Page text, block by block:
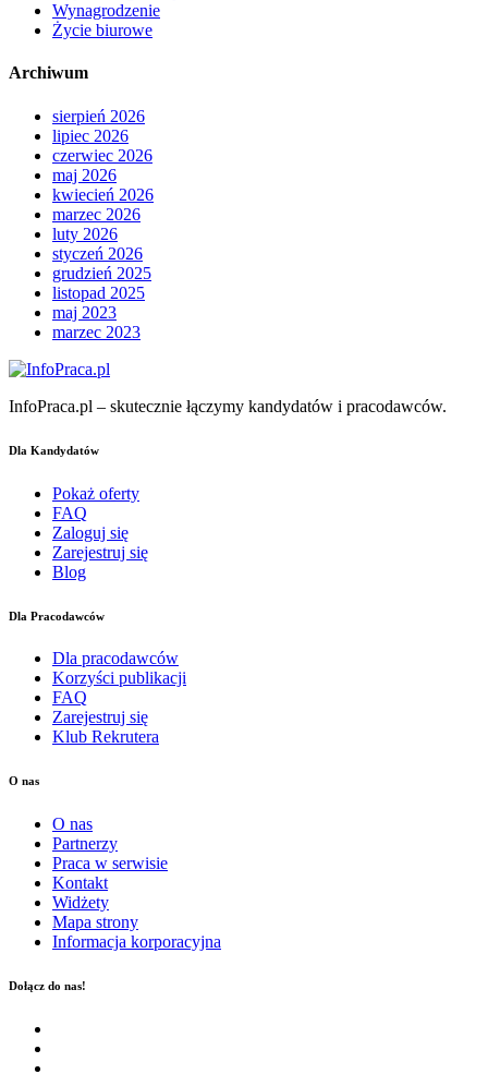
Wynagrodzenie
Życie biurowe
Archiwum
sierpień 2026
lipiec 2026
czerwiec 2026
maj 2026
kwiecień 2026
marzec 2026
luty 2026
styczeń 2026
grudzień 2025
listopad 2025
maj 2023
marzec 2023
InfoPraca.pl – skutecznie łączymy kandydatów i pracodawców.
Dla Kandydatów
Pokaż oferty
FAQ
Zaloguj się
Zarejestruj się
Blog
Dla Pracodawców
Dla pracodawców
Korzyści publikacji
FAQ
Zarejestruj się
Klub Rekrutera
O nas
O nas
Partnerzy
Praca w serwisie
Kontakt
Widżety
Mapa strony
Informacja korporacyjna
Dołącz do nas!